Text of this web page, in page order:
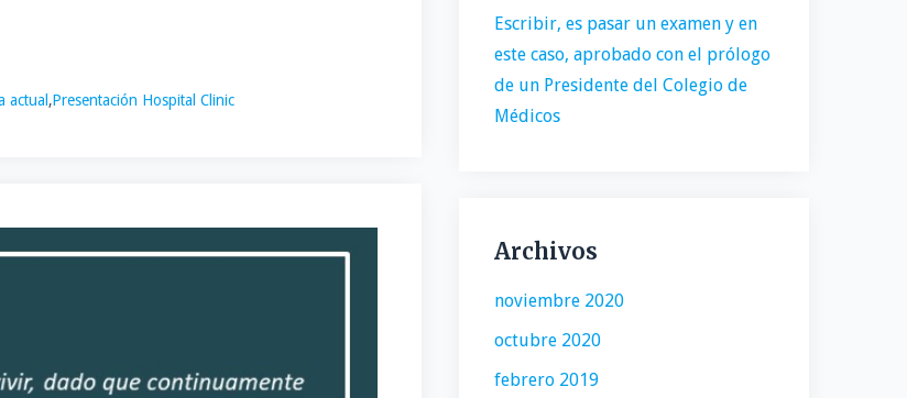
actual ,Presentación Hospital Clinic
Escribir, es pasar un examen y en
este caso, aprobado con el prólogo
de un Presidente del Colegio de
Médicos
Archivos
noviembre 2020
octubre 2020
febrero 2019